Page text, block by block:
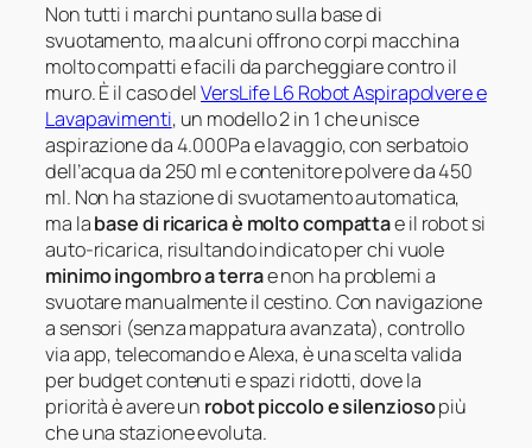
Non tutti i marchi puntano sulla base di
svuotamento, ma alcuni offrono corpi macchina
molto compatti e facili da parcheggiare contro il
muro. È il caso delVersLife L6 Robot Aspirapolvere e
Lavapavimenti, un modello 2 in 1 che unisce
aspirazione da 4.000Pa e lavaggio, con serbatoio
dell’acqua da 250 ml e contenitore polvere da 450
ml. Non ha stazione di svuotamento automatica,
ma labase di ricarica è molto compattae il robot si
auto‑ricarica, risultando indicato per chi vuole
minimo ingombro a terrae non ha problemi a
svuotare manualmente il cestino. Con navigazione
a sensori (senza mappatura avanzata), controllo
via app, telecomando e Alexa, è una scelta valida
per budget contenuti e spazi ridotti, dove la
priorità è avere un robot piccolo e silenziosopiù
che una stazione evoluta.